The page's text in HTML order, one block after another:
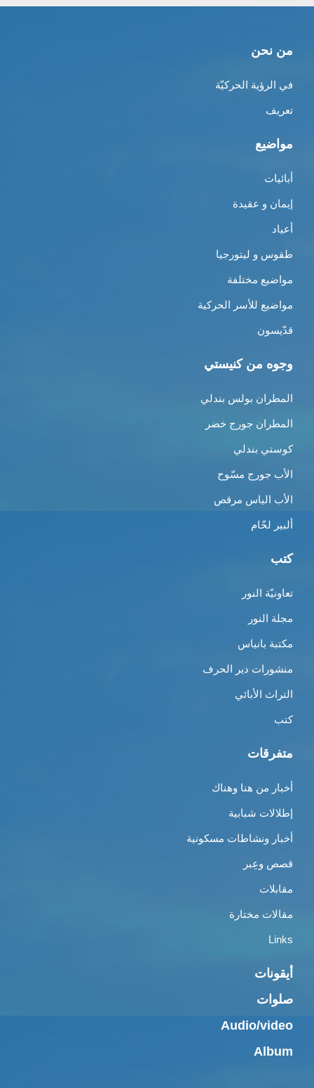
من نحن
في الرؤية الحركيّة
تعريف
مواضيع
أبائيات
إيمان و عقيدة
أعياد
طقوس و ليتورجيا
مواضيع مختلفة
مواضيع للأسر الحركية
قدّيسون
وجوه من كنيستي
المطران بولس بندلي
المطران جورج خضر
كوستي بندلي
الأب جورج مسّوح
الأب الياس مرقص
ألبير لحّام
كتب
تعاونيّة النور
مجلة النور
مكتبة بانياس
منشورات دير الحرف
التراث الأبائي
كتب
متفرقات
أخبار من هنا وهناك
إطلالات شبابية
أخبار ونشاطات مسكونية
قصص وعِبر
مقابلات
مقالات مختارة
Links
أيقونات
صلوات
Audio/video
Album